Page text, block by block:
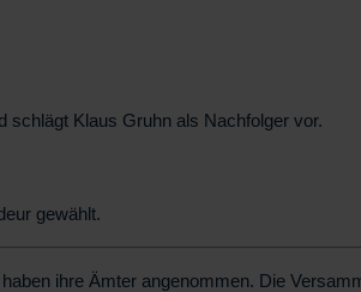
schlägt Klaus Gruhn als Nachfolger vor.
gewählt.
ihre Ämter angenommen. Die